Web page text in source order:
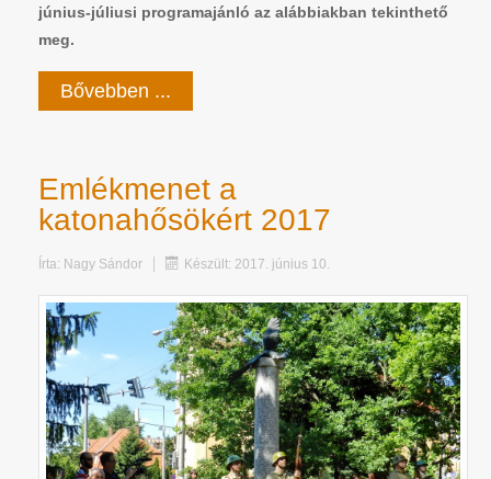
június-júliusi programajánló az alábbiakban tekinthető
meg.
Bővebben ...
Emlékmenet a
katonahősökért 2017
Írta: Nagy Sándor Készült: 2017. június 10.